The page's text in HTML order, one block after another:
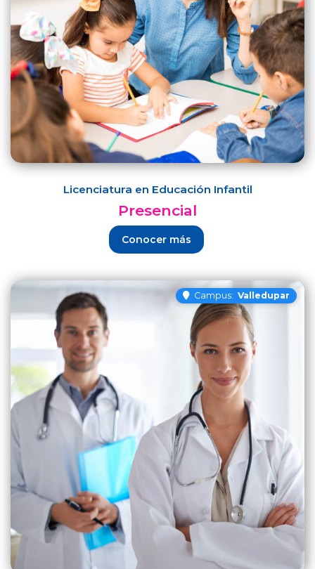
Licenciatura en Educación Infantil
Presencial
Conocer más
Campus: Valledupar